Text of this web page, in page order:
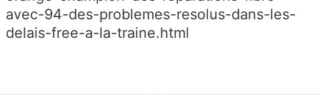
avec-94-des-problemes-resolus-dans-les-
delais-free-a-la-traine.html